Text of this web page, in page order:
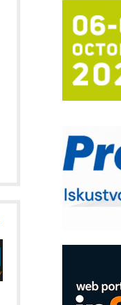
Trajna
IB
RMQ-
solarnim
Pranje
ROSA i
na viši